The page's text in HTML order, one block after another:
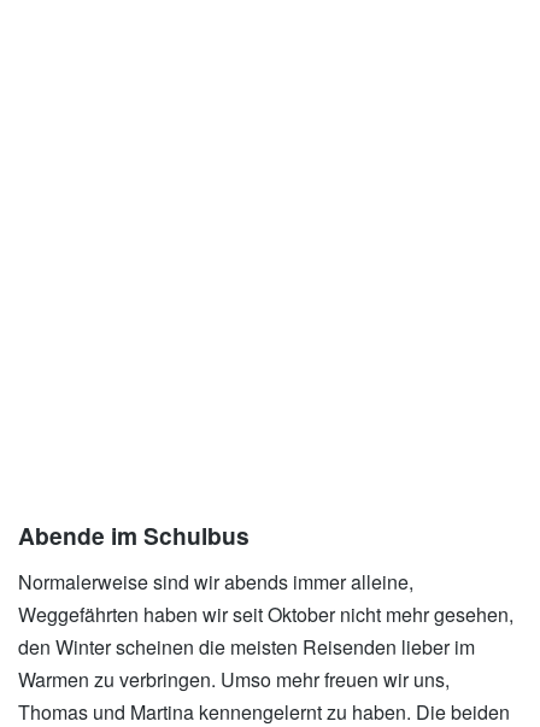
Abende im Schulbus
Normalerweise sind wir abends immer alleine,
Weggefährten haben wir seit Oktober nicht mehr gesehen,
den Winter scheinen die meisten Reisenden lieber im
Warmen zu verbringen. Umso mehr freuen wir uns,
Thomas und Martina kennengelernt zu haben. Die beiden